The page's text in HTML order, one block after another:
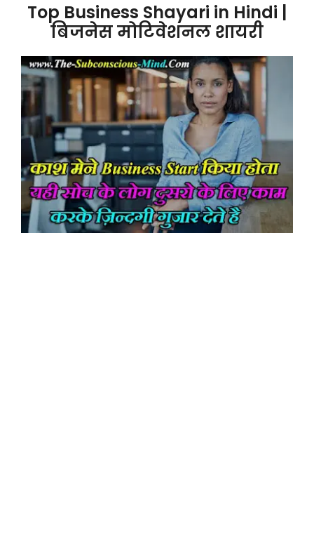
Top Business Shayari in Hindi |
बिजनेस मोटिवेशनल शायरी